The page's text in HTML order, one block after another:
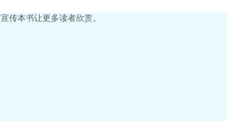
传本书让更多读者欣赏。